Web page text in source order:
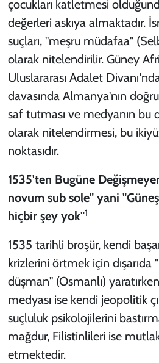
çocukları katletmesi
değerleri askıya almaktadır.
suçları, "meşru müdafaa" (
olarak nitelendirilir. Güney
Uluslararası Adalet Divanı'nda
davasında Almanya'nın
saf tutması ve medyanın bu
olarak nitelendirmesi, bu
noktasıdır.
1535'ten Bugüne
novum sub sole" yani
hiçbir şey yok"1
1535 tarihli broşür, kendi
krizlerini örtmek için
düşman" (Osmanlı)
medyası ise kendi jeopolitik
suçluluk psikolojilerini
mağdur, Filistinlileri ise
etmektedir.